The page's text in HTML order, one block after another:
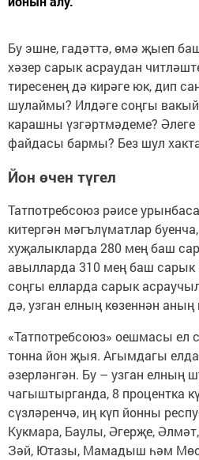
Бу эшне, гадәттә, өмә җыеп
хәзер сарык асраудан
тиресенең дә кирәге юк, дип
шулаймы? Илдәге соңгы
карашны үзгәртмәдеме?
файдасы бармы? Без шул
Йон өчен түгел
Татпотребсоюз рәисе
китергән мәгълүматлар
хуҗалыкларда 280 мең баш
авылларда 310 мең баш сарык
соңгы елларда сарык
дә, узган елның көзеннән
«Татпотребсоюз» оешмасы ел
тонна йон җыя. Агымдагы елда
әзерләнгән. Бу – узган елның
чагыштырганда, 8 процентка
сүзләренчә, иң күп йонны
Кукмара, Баулы, Әгерҗе,
Зәй, Ютазы, Мамадыш һәм